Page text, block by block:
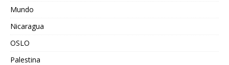
Mundo
Nicaragua
OSLO
Palestina